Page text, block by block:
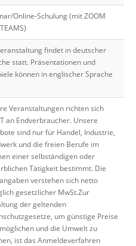
Online-Schulung (mit ZOOM
findet in deutscher
statt. Präsentationen und
können in englischer Sprache
Veranstaltungen richten sich
an Endverbraucher. Unsere
sind nur für Handel, Industrie,
und die freien Berufe im
einer selbständigen oder
Tätigkeit bestimmt. Die
verstehen sich netto
gesetzlicher MwSt.Zur
der geltenden
um günstige Preise
und die Umwelt zu
ist das Anmeldeverfahren